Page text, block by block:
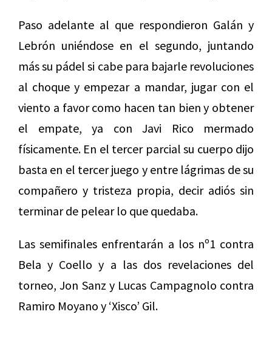
Paso adelante al que respondieron Galán y
Lebrón uniéndose en el segundo, juntando
más su pádel si cabe para bajarle revoluciones
al choque y empezar a mandar, jugar con el
viento a favor como hacen tan bien y obtener
el empate, ya con Javi Rico mermado
físicamente. En el tercer parcial su cuerpo dijo
basta en el tercer juego y entre lágrimas de su
compañero y tristeza propia, decir adiós sin
terminar de pelear lo que quedaba.
Las semifinales enfrentarán a los nº1 contra
Bela y Coello y a las dos revelaciones del
torneo, Jon Sanz y Lucas Campagnolo contra
Ramiro Moyano y ‘Xisco’ Gil.